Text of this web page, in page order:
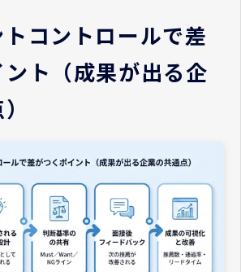
コントロールで差
ト（成果が出る企